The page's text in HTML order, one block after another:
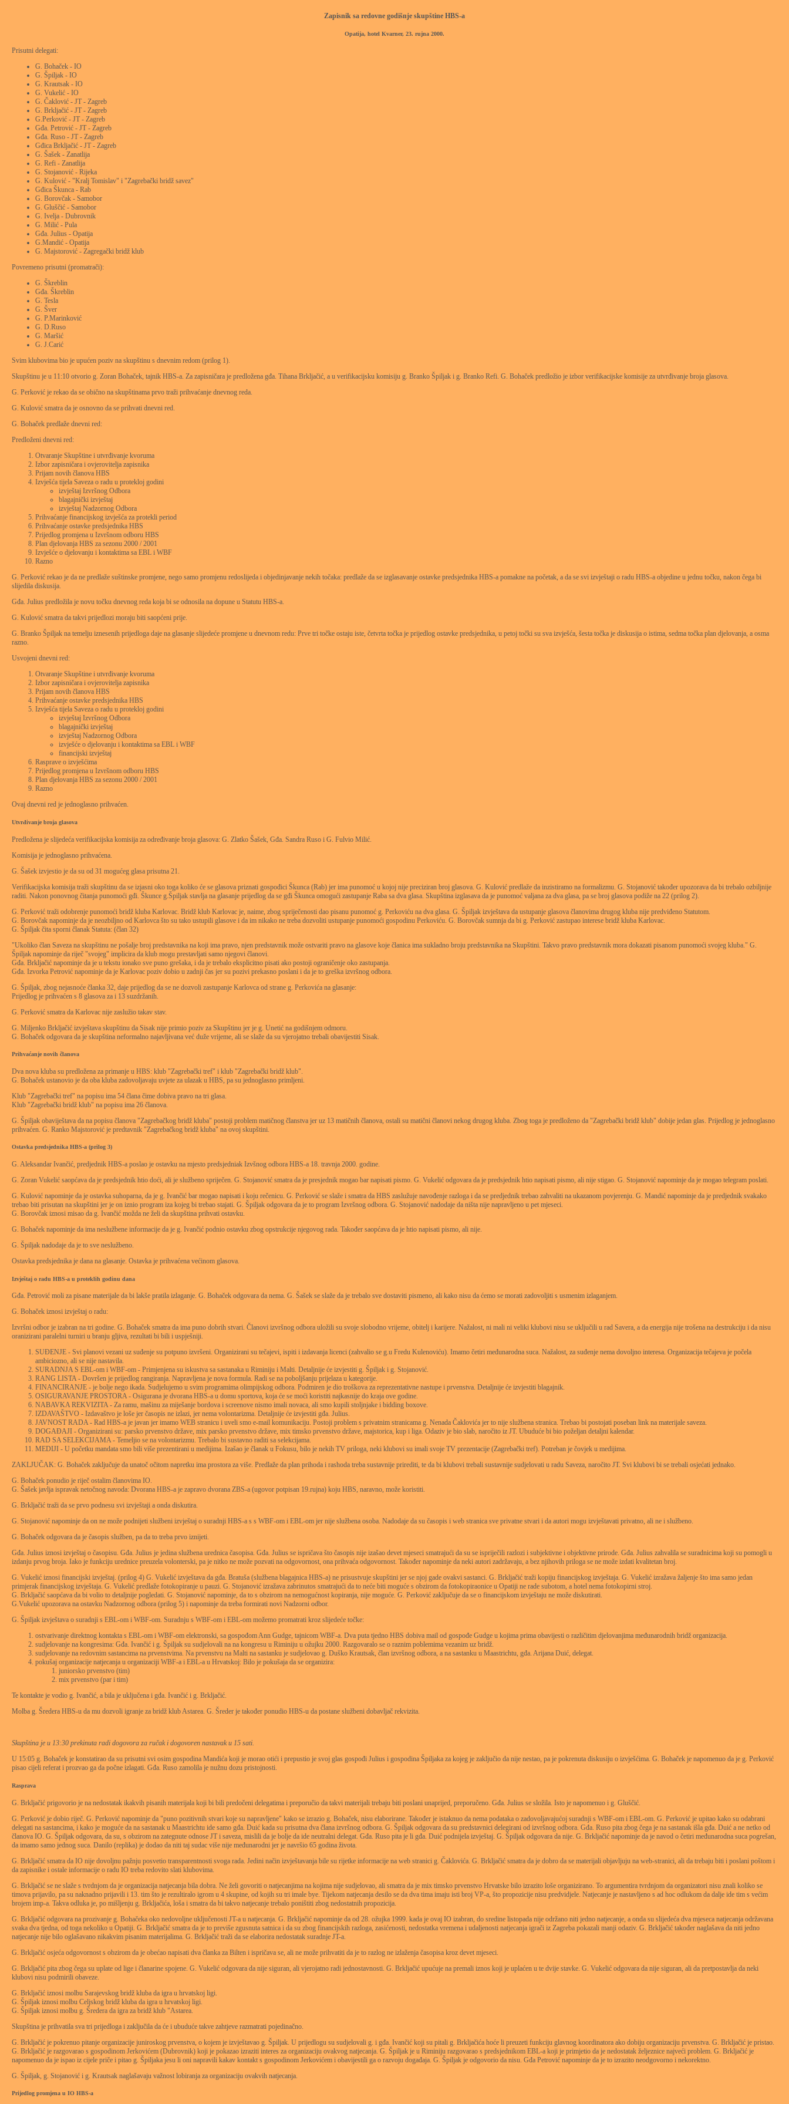
Zapisnik sa redovne godišnje skupštine HBS-a
Opatija, hotel Kvarner, 23. rujna 2000.
Prisutni delegati:
G. Bohaček - IO
G. Špiljak - IO
G. Krautsak - IO
G. Vukelić - IO
G. Čaklović - JT - Zagreb
G. Brkljačić - JT - Zagreb
G.Perković - JT - Zagreb
Gđa. Petrović - JT - Zagreb
Gđa. Ruso - JT - Zagreb
Gđica Brkljačić - JT - Zagreb
G. Šašek - Zanatlija
G. Refi - Zanatlija
G. Stojanović - Rijeka
G. Kulović - "Kralj Tomislav" i "Zagrebački bridž savez"
Gđica Škunca - Rab
G. Borovčak - Samobor
G. Gluščić - Samobor
G. Ivelja - Dubrovnik
G. Milić - Pula
Gđa. Julius - Opatija
G.Mandić - Opatija
G. Majstorović - Zagregački bridž klub
Povremeno prisutni (promatrači):
G. Škreblin
Gđa. Škreblin
G. Tesla
G. Šver
G. P.Marinković
G. D.Ruso
G. Maršić
G. J.Carić
Svim klubovima bio je upućen poziv na skupštinu s dnevnim redom (prilog 1).
Skupštinu je u 11:10 otvorio g. Zoran Bohaček, tajnik HBS-a. Za zapisničara je predložena gđa. Tihana Brkljačić, a u verifikacijsku komisiju g. Branko Špiljak i g. Branko Refi. G. Bohaček predložio je izbor verifikacijske komisije za utvrđivanje broja glasova.
G. Perković je rekao da se obično na skupštinama prvo traži prihvaćanje dnevnog reda.
G. Kulović smatra da je osnovno da se prihvati dnevni red.
G. Bohaček predlaže dnevni red:
Predloženi dnevni red:
Otvaranje Skupštine i utvrđivanje kvoruma
Izbor zapisničara i ovjerovitelja zapisnika
Prijam novih članova HBS
Izvješća tijela Saveza o radu u protekloj godini
izvještaj Izvršnog Odbora
blagajnički izvještaj
izvještaj Nadzornog Odbora
Prihvaćanje financijskog izvješća za protekli period
Prihvaćanje ostavke predsjednika HBS
Prijedlog promjena u Izvršnom odboru HBS
Plan djelovanja HBS za sezonu 2000 / 2001
Izvješće o djelovanju i kontaktima sa EBL i WBF
Razno
G. Perković rekao je da ne predlaže suštinske promjene, nego samo promjenu redoslijeda i objedinjavanje nekih točaka: predlaže da se izglasavanje ostavke predsjednika HBS-a pomakne na početak, a da se svi izvještaji o radu HBS-a objedine u jednu točku, nakon čega bi
slijedila diskusija.
Gđa. Julius predložila je novu točku dnevnog reda koja bi se odnosila na dopune u Statutu HBS-a.
G. Kulović smatra da takvi prijedlozi moraju biti saopćeni prije.
G. Branko Špiljak na temelju iznesenih prijedloga daje na glasanje slijedeće promjene u dnevnom redu: Prve tri točke ostaju iste, četvrta točka je prijedlog ostavke predsjednika, u petoj točki su sva izvješća, šesta točka je diskusija o istima, sedma točka plan djelovanja, a osma
razno.
Usvojeni dnevni red:
Otvaranje Skupštine i utvrđivanje kvoruma
Izbor zapisničara i ovjerovitelja zapisnika
Prijam novih članova HBS
Prihvaćanje ostavke predsjednika HBS
Izvješća tijela Saveza o radu u protekloj godini
izvještaj Izvršnog Odbora
blagajnički izvještaj
izvještaj Nadzornog Odbora
izvješće o djelovanju i kontaktima sa EBL i WBF
financijski izvještaj
Rasprave o izvješćima
Prijedlog promjena u Izvršnom odboru HBS
Plan djelovanja HBS za sezonu 2000 / 2001
Razno
Ovaj dnevni red je jednoglasno prihvaćen.
Utvrđivanje broja glasova
Predložena je slijedeća verifikacijska komisija za određivanje broja glasova: G. Zlatko Šašek, Gđa. Sandra Ruso i G. Fulvio Milić.
Komisija je jednoglasno prihvaćena.
G. Šašek izvjestio je da su od 31 mogućeg glasa prisutna 21.
Verifikacijska komisija traži skupštinu da se izjasni oko toga koliko će se glasova priznati gospođici Škunca (Rab) jer ima punomoć u kojoj nije preciziran broj glasova. G. Kulović predlaže da inzistiramo na formalizmu. G. Stojanović također upozorava da bi trebalo ozbiljnije
raditi. Nakon ponovnog čitanja punomoći gđi. Škunce g.Špiljak stavlja na glasanje prijedlog da se gđi Škunca omogući zastupanje Raba sa dva glasa. Skupština izglasava da je punomoć valjana za dva glasa, pa se broj glasova podiže na 22 (prilog 2).
G. Perković traži odobrenje punomoći bridž kluba Karlovac. Bridž klub Karlovac je, naime, zbog spriječenosti dao pisanu punomoć g. Perkoviću na dva glasa. G. Špiljak izvještava da ustupanje glasova članovima drugog kluba nije predviđeno Statutom.
G. Borovčak napominje da je neozbiljno od Karlovca što su tako ustupili glasove i da im nikako ne treba dozvoliti ustupanje punomoći gospodinu Perkoviću. G. Borovčak sumnja da bi g. Perković zastupao interese bridž kluba Karlovac.
G. Špiljak čita sporni članak Statuta: (član 32)
"Ukoliko član Saveza na skupštinu ne pošalje broj predstavnika na koji ima pravo, njen predstavnik može ostvariti pravo na glasove koje članica ima sukladno broju predstavnika na Skupštini. Takvo pravo predstavnik mora dokazati pisanom punomoći svojeg kluba." G.
Špiljak napominje da riječ "svojeg" implicira da klub mogu prestavljati samo njegovi članovi.
Gđa. Brkljačić napominje da je u tekstu ionako sve puno grešaka, i da je trebalo eksplicitno pisati ako postoji ograničenje oko zastupanja.
Gđa. Izvorka Petrović napominje da je Karlovac poziv dobio u zadnji čas jer su pozivi prekasno poslani i da je to greška izvršnog odbora.
G. Špiljak, zbog nejasnoće članka 32, daje prijedlog da se ne dozvoli zastupanje Karlovca od strane g. Perkovića na glasanje:
Prijedlog je prihvaćen s 8 glasova za i 13 suzdržanih.
G. Perković smatra da Karlovac nije zaslužio takav stav.
G. Miljenko Brkljačić izvještava skupštinu da Sisak nije primio poziv za Skupštinu jer je g. Unetić na godišnjem odmoru.
G. Bohaček odgovara da je skupština neformalno najavljivana već duže vrijeme, ali se slaže da su vjerojatno trebali obavijestiti Sisak.
Prihvaćanje novih članova
Dva nova kluba su predložena za primanje u HBS: klub "Zagrebački tref" i klub "Zagrebački bridž klub".
G. Bohaček ustanovio je da oba kluba zadovoljavaju uvjete za ulazak u HBS, pa su jednoglasno primljeni.
Klub "Zagrebački tref" na popisu ima 54 člana čime dobiva pravo na tri glasa.
Klub "Zagrebački bridž klub" na popisu ima 26 članova.
G. Špiljak obaviještava da na popisu članova "Zagrebačkog bridž kluba" postoji problem matičnog članstva jer uz 13 matičnih članova, ostali su matični članovi nekog drugog kluba. Zbog toga je predloženo da "Zagrebački bridž klub" dobije jedan glas. Prijedlog je jednoglasno
prihvaćen. G. Ranko Majstorović je predtavnik "Zagrebačkog bridž kluba" na ovoj skupštini.
Ostavka predsjednika HBS-a (prilog 3)
G. Aleksandar Ivančić, predjednik HBS-a poslao je ostavku na mjesto predsjedniak Izvšnog odbora HBS-a 18. travnja 2000. godine.
G. Zoran Vukelić saopćava da je predsjednik htio doći, ali je službeno spriječen. G. Stojanović smatra da je presjednik mogao bar napisati pismo. G. Vukelić odgovara da je predsjednik htio napisati pismo, ali nije stigao. G. Stojanović napominje da je mogao telegram poslati.
G. Kulović napominje da je ostavka suhoparna, da je g. Ivančić bar mogao napisati i koju rečenicu. G. Perković se slaže i smatra da HBS zaslužuje navođenje razloga i da se predjednik trebao zahvaliti na ukazanom povjerenju. G. Mandić napominje da je predjednik svakako
trebao biti prisutan na skupštini jer je on iznio program iza kojeg bi trebao stajati. G. Špiljak odgovara da je to program Izvršnog odbora. G. Stojanović nadodaje da ništa nije napravljeno u pet mjeseci.
G. Borovčak iznosi misao da g. Ivančić možda ne želi da skupština prihvati ostavku.
G. Bohaček napominje da ima neslužbene informacije da je g. Ivančić podnio ostavku zbog opstrukcije njegovog rada. Također saopćava da je htio napisati pismo, ali nije.
G. Špiljak nadodaje da je to sve neslužbeno.
Ostavka predsjednika je dana na glasanje. Ostavka je prihvaćena većinom glasova.
Izvještaj o radu HBS-a u proteklih godinu dana
Gđa. Petrović moli za pisane materijale da bi lakše pratila izlaganje. G. Bohaček odgovara da nema. G. Šašek se slaže da je trebalo sve dostaviti pismeno, ali kako nisu da ćemo se morati zadovoljiti s usmenim izlaganjem.
G. Bohaček iznosi izvještaj o radu:
Izvršni odbor je izabran na tri godine. G. Bohaček smatra da ima puno dobrih stvari. Članovi izvršnog odbora uložili su svoje slobodno vrijeme, obitelj i karijere. Nažalost, ni mali ni veliki klubovi nisu se uključili u rad Savera, a da energija nije trošena na destrukciju i da nisu
oranizirani paralelni turniri u branju gljiva, rezultati bi bili i uspješniji.
SUĐENJE - Svi planovi vezani uz suđenje su potpuno izvršeni. Organizirani su tečajevi, ispiti i izdavanja licenci (zahvalio se g.u Fredu Kulenoviću). Imamo četiri međunarodna suca. Nažalost, za suđenje nema dovoljno interesa. Organizacija tečajeva je počela
ambiciozno, ali se nije nastavila.
SURADNJA S EBL-om i WBF-om - Primjenjena su iskustva sa sastanaka u Riminiju i Malti. Detaljnije će izvjestiti g. Špiljak i g. Stojanović.
RANG LISTA - Dovršen je prijedlog rangiranja. Napravljena je nova formula. Radi se na poboljšanju prijelaza u kategorije.
FINANCIRANJE - je bolje nego ikada. Sudjelujemo u svim programima olimpijskog odbora. Podmiren je dio troškova za reprezentativne nastupe i prvenstva. Detaljnije će izvjestiti blagajnik.
OSIGURAVANJE PROSTORA - Osigurana je dvorana HBS-a u domu sportova, koja će se moći koristiti najkasnije do kraja ove godine.
NABAVKA REKVIZITA - Za ramu, mašinu za miješanje bordova i screenove nismo imali novaca, ali smo kupili stoljnjake i bidding boxove.
IZDAVAŠTVO - Izdavaštvo je loše jer časopis ne izlazi, jer nema volontarizma. Detaljnije će izvjestiti gđa. Julius.
JAVNOST RADA - Rad HBS-a je javan jer imamo WEB stranicu i uveli smo e-mail komunikaciju. Postoji problem s privatnim stranicama g. Nenada Čaklovića jer to nije službena stranica. Trebao bi postojati poseban link na materijale saveza.
DOGAĐAJI - Organizirani su: parsko prvenstvo države, mix parsko prvenstvo države, mix timsko prvenstvo države, majstorica, kup i liga. Odaziv je bio slab, naročito iz JT. Ubuduće bi bio poželjan detaljni kalendar.
RAD SA SELEKCIJAMA - Temeljio se na volontarizmu. Trebalo bi sustavno raditi sa selekcijama.
MEDIJI - U početku mandata smo bili više prezentirani u medijima. Izašao je članak u Fokusu, bilo je nekih TV priloga, neki klubovi su imali svoje TV prezentacije (Zagrebački tref). Potreban je čovjek u medijima.
ZAKLJUČAK: G. Bohaček zaključuje da unatoč očitom napretku ima prostora za više. Predlaže da plan prihoda i rashoda treba sustavnije prirediti, te da bi klubovi trebali sustavnije sudjelovati u radu Saveza, naročito JT. Svi klubovi bi se trebali osjećati jednako.
G. Bohaček ponudio je riječ ostalim članovima IO.
G. Šašek javlja ispravak netočnog navoda: Dvorana HBS-a je zapravo dvorana ZBS-a (ugovor potpisan 19.rujna) koju HBS, naravno, može koristiti.
G. Brkljačić traži da se prvo podnesu svi izvještaji a onda diskutira.
G. Stojanović napominje da on ne može podnijeti službeni izvještaj o suradnji HBS-a s s WBF-om i EBL-om jer nije službena osoba. Nadodaje da su časopis i web stranica sve privatne stvari i da autori mogu izvještavati privatno, ali ne i službeno.
G. Bohaček odgovara da je časopis služben, pa da to treba prvo iznijeti.
Gđa. Julius iznosi izvještaj o časopisu. Gđa. Julius je jedina službena urednica časopisa. Gđa. Julius se ispričava što časopis nije izašao devet mjeseci smatrajući da su se ispriječili razlozi i subjektivne i objektivne prirode. Gđa. Julius zahvalila se suradnicima koji su pomogli u
izdanju prvog broja. Iako je funkciju urednice preuzela volonterski, pa je nitko ne može pozvati na odgovornost, ona prihvaća odgovornost. Također napominje da neki autori zadržavaju, a bez njihovih priloga se ne može izdati kvalitetan broj.
G. Vukelić iznosi financijski izvještaj. (prilog 4) G. Vukelić izvještava da gđa. Bratuša (službena blagajnica HBS-a) ne prisustvuje skupštini jer se njoj gade ovakvi sastanci. G. Brkljačić traži kopiju financijskog izvještaja. G. Vukelić izražava žaljenje što ima samo jedan
primjerak financijskog izvještaja. G. Vukelić predlaže fotokopiranje u pauzi. G. Stojanović izražava zabrinutos smatrajući da to neće biti moguće s obzirom da fotokopiraonice u Opatiji ne rade subotom, a hotel nema fotokopirni stroj.
G. Brkljačić saopćava da bi volio to detaljnije pogledati. G. Stojanović napominje, da to s obzirom na nemogućnost kopiranja, nije moguće. G. Perković zaključuje da se o financijskom izvještaju ne može diskutirati.
G.Vukelić upozorava na ostavku Nadzornog odbora (prilog 5) i napominje da treba formirati novi Nadzorni odbor.
G. Špiljak izvještava o suradnji s EBL-om i WBF-om. Suradnju s WBF-om i EBL-om možemo promatrati kroz slijedeće točke:
ostvarivanje direktnog kontakta s EBL-om i WBF-om elektronski, sa gospođom Ann Gudge, tajnicom WBF-a. Dva puta tjedno HBS dobiva mail od gospođe Gudge u kojima prima obavijesti o različitim djelovanjima međunarodnih bridž organizacija.
sudjelovanje na kongresima: Gđa. Ivančić i g. Špiljak su sudjelovali na na kongresu u Riminiju u ožujku 2000. Razgovaralo se o raznim poblemima vezanim uz bridž.
sudjelovanje na redovnim sastancima na prvenstvima. Na prvenstvu na Malti na sastanku je sudjelovao g. Duško Krautsak, član izvršnog odbora, a na sastanku u Maastrichtu, gđa. Arijana Duić, delegat.
pokušaj organizacije natjecanja u organizaciji WBF-a i EBL-a u Hrvatskoj: Bilo je pokušaja da se organizira:
juniorsko prvenstvo (tim)
mix prvenstvo (par i tim)
Te kontakte je vodio g. Ivančić, a bila je uključena i gđa. Ivančić i g. Brkljačić.
Molba g. Šredera HBS-u da mu dozvoli igranje za bridž klub Astarea. G. Šreder je također ponudio HBS-u da postane službeni dobavljač rekvizita.
Skupština je u 13:30 prekinuta radi dogovora za ručak i dogovoren nastavak u 15 sati.
U 15:05 g. Bohaček je konstatirao da su prisutni svi osim gospodina Mandića koji je morao otići i prepustio je svoj glas gospođi Julius i gospodina Špiljaka za kojeg je zaključio da nije nestao, pa je pokrenuta diskusiju o izvješćima. G. Bohaček je napomenuo da je g. Perković
pisao cijeli referat i prozvao ga da počne izlagati. Gđa. Ruso zamolila je nužnu dozu pristojnosti.
Rasprava
G. Brkljačić prigovorio je na nedostatak ikakvih pisanih materijala koji bi bili predočeni delegatima i preporučio da takvi materijali trebaju biti poslani unaprijed, preporučeno. Gđa. Julius se složila. Isto je napomenuo i g. Gluščić.
G. Perković je dobio riječ. G. Perković napominje da "puno pozitivnih stvari koje su napravljene" kako se izrazio g. Bohaček, nisu elaborirane. Također je istaknuo da nema podataka o zadovoljavajućoj suradnji s WBF-om i EBL-om. G. Perković je upitao kako su odabrani
delegati na sastancima, i kako je moguće da na sastanak u Maastrichtu ide samo gđa. Duić kada su prisutna dva člana izvršnog odbora. G. Špiljak odgovara da su predstavnici delegirani od izvršnog odbora. Gđa. Ruso pita zbog čega je na sastanak išla gđa. Duić a ne netko od
članova IO. G. Špiljak odgovara, da su, s obzirom na zategnute odnose JT i saveza, mislili da je bolje da ide neutralni delegat. Gđa. Ruso pita je li gđa. Duić podnijela izvještaj. G. Špiljak odgovara da nije. G. Brkljačić napominje da je navod o četiri međunarodna suca pogrešan,
da imamo samo jednog suca. Danilo (replika) je dodao da niti taj sudac više nije međunarodni jer je navršio 65 godina života.
G. Brkljačić smatra da IO nije dovoljnu pažnju posvetio transparentnosti svoga rada. Jedini način izvještavanja bile su rijetke informacije na web stranici g. Čaklovića. G. Brkljačić smatra da je dobro da se materijali objavljuju na web-stranici, ali da trebaju biti i poslani poštom i
da zapisnike i ostale informacije o radu IO treba redovito slati klubovima.
G. Brkljačić se ne slaže s tvrdnjom da je organizacija natjecanja bila dobra. Ne želi govoriti o natjecanjima na kojima nije sudjelovao, ali smatra da je mix timsko prvenstvo Hrvatske bilo izrazito loše organizirano. To argumentira tvrdnjom da organizatori nisu znali koliko se
timova prijavilo, pa su naknadno prijavili i 13. tim što je rezultiralo igrom u 4 skupine, od kojih su tri imale bye. Tijekom natjecanja desilo se da dva tima imaju isti broj VP-a, što propozicije nisu predvidjele. Natjecanje je nastavljeno s ad hoc odlukom da dalje ide tim s većim
brojem imp-a. Takva odluka je, po mišljenju g. Brkljačića, loša i smatra da bi takvo natjecanje trebalo poništiti zbog nedostatnih propozicija.
G. Brkljačić odgovara na prozivanje g. Bohačeka oko nedovoljne uključenosti JT-a u natjecanja. G. Brkljačić napominje da od 28. ožujka 1999. kada je ovaj IO izabran, do sredine listopada nije održano niti jedno natjecanje, a onda su slijedeća dva mjeseca natjecanja održavana
svaka dva tjedna, od toga nekoliko u Opatiji. G. Brkljačić smatra da je to previše zgusnuta satnica i da su zbog financijskih razloga, zasićenosti, nedostatka vremena i udaljenosti natjecanja igrači iz Zagreba pokazali manji odaziv. G. Brkljačić također naglašava da niti jedno
natjecanje nije bilo oglašavano nikakvim pisanim materijalima. G. Brkljačić traži da se elaborira nedostatak suradnje JT-a.
G. Brkljačić osjeća odgovornost s obzirom da je obećao napisati dva članka za Bilten i ispričava se, ali ne može prihvatiti da je to razlog ne izlaženja časopisa kroz devet mjeseci.
G. Brkljačić pita zbog čega su uplate od lige i članarine spojene. G. Vukelić odgovara da nije siguran, ali vjerojatno radi jednostavnosti. G. Brkljačić upućuje na premali iznos koji je uplaćen u te dvije stavke. G. Vukelić odgovara da nije siguran, ali da pretpostavlja da neki
klubovi nisu podmirili obaveze.
G. Brkljačić iznosi molbu Sarajevskog bridž kluba da igra u hrvatskoj ligi.
G. Špiljak iznosi molbu Celjskog bridž kluba da igra u hrvatskoj ligi.
G. Špiljak iznosi molbu g. Šredera da igra za bridž klub "Astarea.
Skupština je prihvatila sva tri prijedloga i zaključila da će i ubuduće takve zahtjeve razmatrati pojedinačno.
G. Brkljačić je pokrenuo pitanje organizacije juniroskog prvenstva, o kojem je izvještavao g. Špiljak. U prijedlogu su sudjelovali g. i gđa. Ivančić koji su pitali g. Brkljačića hoće li preuzeti funkciju glavnog koordinatora ako dobiju organizaciju prvenstva. G. Brkljačić je pristao.
G. Brkljačić je razgovarao s gospodinom Jerkovićem (Dubrovnik) koji je pokazao izraziti interes za organizaciju ovakvog natjecanja. G. Špiljak je u Riminiju razgovarao s predsjednikom EBL-a koji je primjetio da je nedostatak željeznice najveći problem. G. Brkljačić je
napomenuo da je ispao iz cijele priče i pitao g. Špiljaka jesu li oni napravili kakav kontakt s gospodinom Jerkovićem i obavijestili ga o razvoju događaja. G. Špiljak je odgovorio da nisu. Gđa Petrović napominje da je to izrazito neodgovorno i nekorektno.
G. Špiljak, g. Stojanović i g. Krautsak naglašavaju važnost lobiranja za organizaciju ovakvih natjecanja.
Prijedlog promjena u IO HBS-a